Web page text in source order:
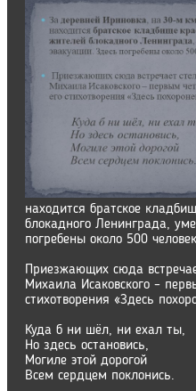
находится братское
блокадного Ленинграда,
погребены около 500
Приезжающих сюда
Михаила Исаковского –
стихотворения «Здесь
Куда б ни шёл, ни ехал ты,
Но здесь остановись,
Могиле этой дорогой
Всем сердцем поклонись.